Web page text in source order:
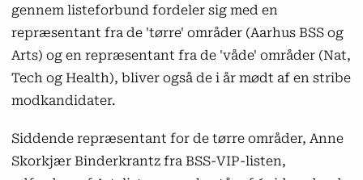
Bestyrelsen
Akademisk Råd
Ph.d.-udvalg
Akademisk Råd
gennem listeforbund fordeler sig med en
repræsentant fra de 'tørre' områder (Aarhus BSS og
Arts) og en repræsentant fra de 'våde' områder (Nat,
Tech og Health), bliver også de i år mødt af en stribe
modkandidater.
Siddende repræsentant for de tørre områder, Anne
Skorkjær Binderkrantz fra BSS-VIP-listen,